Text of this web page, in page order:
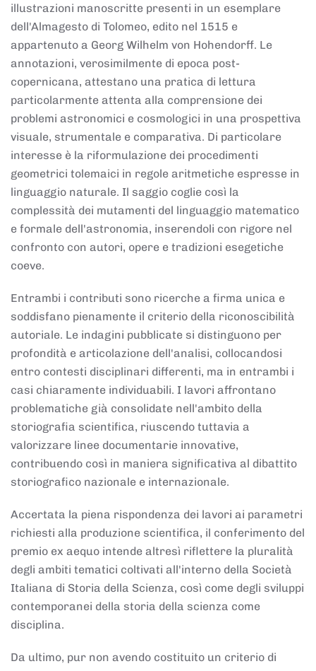
illustrazioni manoscritte presenti in un esemplare
dell'Almagesto di Tolomeo, edito nel 1515 e
appartenuto a Georg Wilhelm von Hohendorff. Le
annotazioni, verosimilmente di epoca post-
copernicana, attestano una pratica di lettura
particolarmente attenta alla comprensione dei
problemi astronomici e cosmologici in una prospettiva
visuale, strumentale e comparativa. Di particolare
interesse è la riformulazione dei procedimenti
geometrici tolemaici in regole aritmetiche espresse in
linguaggio naturale. Il saggio coglie così la
complessità dei mutamenti del linguaggio matematico
e formale dell'astronomia, inserendoli con rigore nel
confronto con autori, opere e tradizioni esegetiche
coeve.
Entrambi i contributi sono ricerche a firma unica e
soddisfano pienamente il criterio della riconoscibilità
autoriale. Le indagini pubblicate si distinguono per
profondità e articolazione dell'analisi, collocandosi
entro contesti disciplinari differenti, ma in entrambi i
casi chiaramente individuabili. I lavori affrontano
problematiche già consolidate nell'ambito della
storiografia scientifica, riuscendo tuttavia a
valorizzare linee documentarie innovative,
contribuendo così in maniera significativa al dibattito
storiografico nazionale e internazionale.
Accertata la piena rispondenza dei lavori ai parametri
richiesti alla produzione scientifica, il conferimento del
premio ex aequo intende altresì riflettere la pluralità
degli ambiti tematici coltivati all'interno della Società
Italiana di Storia della Scienza, così come degli sviluppi
contemporanei della storia della scienza come
disciplina.
Da ultimo, pur non avendo costituito un criterio di